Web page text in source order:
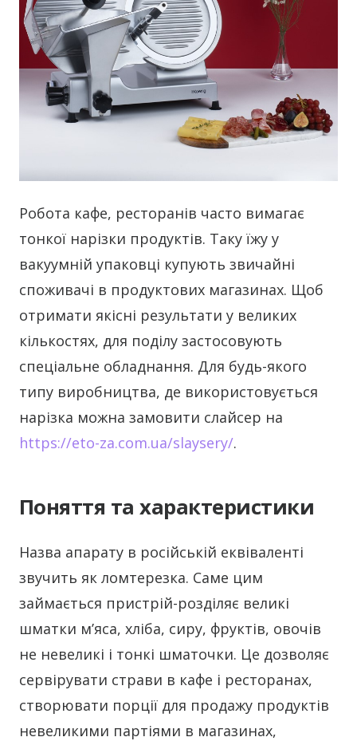
Робота кафе, ресторанів часто вимагає
тонкої нарізки продуктів. Таку їжу у
вакуумній упаковці купують звичайні
споживачі в продуктових магазинах. Щоб
отримати якісні результати у великих
кількостях, для поділу застосовують
спеціальне обладнання. Для будь-якого
типу виробництва, де використовується
нарізка можна замовити слайсер на
https://eto-za.com.ua/slaysery/.
Поняття та характеристики
Назва апарату в російській еквіваленті
звучить як ломтерезка. Саме цим
займається пристрій-розділяє великі
шматки м’яса, хліба, сиру, фруктів, овочів
не невеликі і тонкі шматочки. Це дозволяє
сервірувати страви в кафе і ресторанах,
створювати порції для продажу продуктів
невеликими партіями в магазинах,